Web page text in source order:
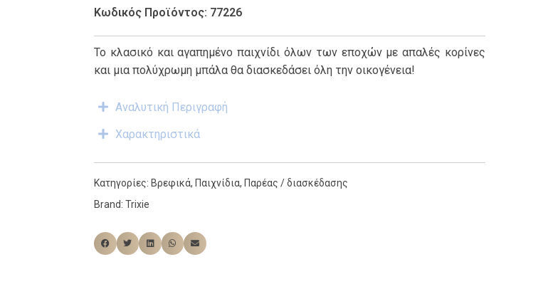
Κωδικός Προϊόντος: 77226
Το κλασικό και αγαπημένο παιχνίδι όλων των εποχών με απαλές κορίνες
και μια πολύχρωμη μπάλα θα διασκεδάσει όλη την οικογένεια!
Αναλυτική Περιγραφή
Χαρακτηριστικά
Κατηγορίες: Βρεφικά, Παιχνίδια, Παρέας / διασκέδασης
Brand: Trixie